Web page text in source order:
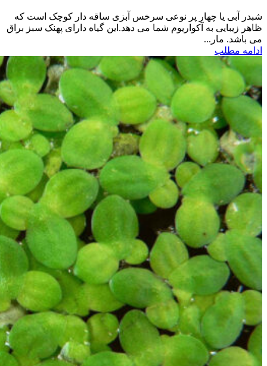
شبدر آبی یا چهار پر نوعی سرخس آبزی ساقه دار کوچک است که
ظاهر زیبایی به آکواریوم شما می دهد.این گیاه دارای پهنک سبز براق
می باشد. مار...
ادامه مطلب